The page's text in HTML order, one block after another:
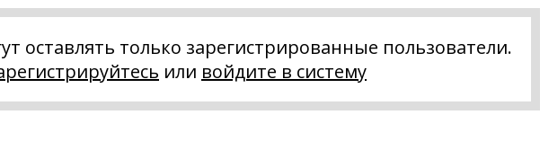
оставлять только зарегистрированные пользователи.
или войдите в систему